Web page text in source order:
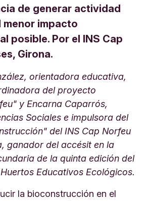
de generar actividad
menor impacto
posible. Por el INS Cap
Girona.
orientadora educativa,
del proyecto
y Encarna Caparrós,
Sociales e impulsora del
del INS Cap Norfeu
ganador del accésit en la
de la quinta edición del
Educativos Ecológicos.
la bioconstrucción en el